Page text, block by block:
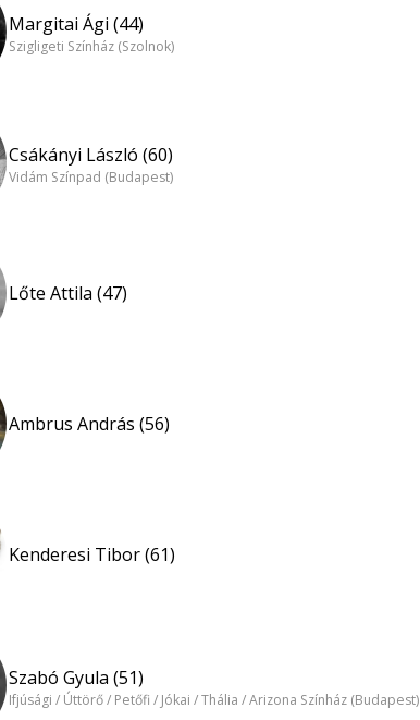
Margitai Ági (44)
Szigligeti Színház (Szolnok)
Csákányi László (60)
Vidám Színpad (Budapest)
Lőte Attila (47)
Ambrus András (56)
Kenderesi Tibor (61)
Szabó Gyula (51)
Ifjúsági / Úttörő / Petőfi / Jókai / Thália / Arizona Színház (Budapest)